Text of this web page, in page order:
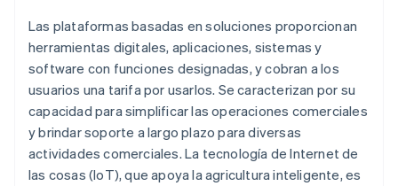
Las plataformas basadas en soluciones proporcionan
herramientas digitales, aplicaciones, sistemas y
software con funciones designadas, y cobran a los
usuarios una tarifa por usarlos. Se caracterizan por su
capacidad para simplificar las operaciones comerciales
y brindar soporte a largo plazo para diversas
actividades comerciales. La tecnología de Internet de
las cosas (IoT), que apoya la agricultura inteligente, es